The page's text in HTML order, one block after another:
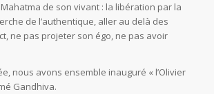
de son vivant : la libération par la
de l’authentique, aller au delà des
ne pas projeter son égo, ne pas avoir
nous avons ensemble inauguré « l’Olivier
Gandhiva.